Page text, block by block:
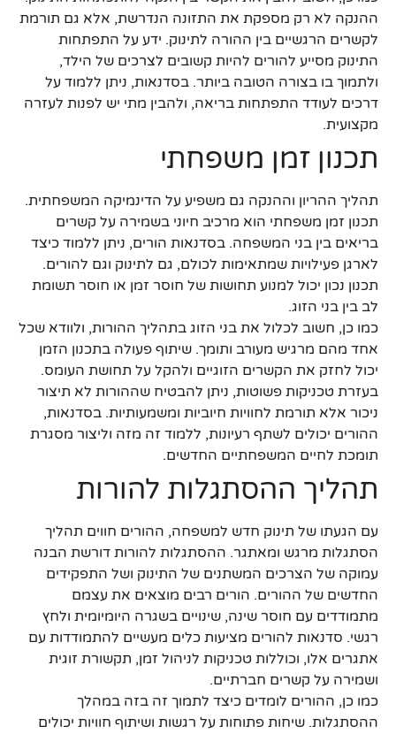
ההנקה לא רק מספקת את התזונה הנדרשת, אלא גם תורמת
לקשרים הרגשיים בין ההורה לתינוק. ידע על התפתחות
התינוק מסייע להורים להיות קשובים לצרכים של הילד,
ולתמוך בו בצורה הטובה ביותר. בסדנאות, ניתן ללמוד על
דרכים לעודד התפתחות בריאה, ולהבין מתי יש לפנות לעזרה
מקצועית.
תכנון זמן משפחתי
תהליך ההריון וההנקה גם משפיע על הדינמיקה המשפחתית.
תכנון זמן משפחתי הוא מרכיב חיוני בשמירה על קשרים
בריאים בין בני המשפחה. בסדנאות הורים, ניתן ללמוד כיצד
לארגן פעילויות שמתאימות לכולם, גם לתינוק וגם להורים.
תכנון נכון יכול למנוע תחושות של חוסר זמן או חוסר תשומת
לב בין בני הזוג.
כמו כן, חשוב לכלול את בני הזוג בתהליך ההורות, ולוודא שכל
אחד מהם מרגיש מעורב ותומך. שיתוף פעולה בתכנון הזמן
יכול לחזק את הקשרים הזוגיים ולהקל על תחושת העומס.
בעזרת טכניקות פשוטות, ניתן להבטיח שההורות לא תיצור
ניכור אלא תורמת לחוויות חיוביות ומשמעותיות. בסדנאות,
ההורים יכולים לשתף רעיונות, ללמוד זה מזה וליצור מסגרת
תומכת לחיים המשפחתיים החדשים.
תהליך ההסתגלות להורות
עם הגעתו של תינוק חדש למשפחה, ההורים חווים תהליך
הסתגלות מרגש ומאתגר. ההסתגלות להורות דורשת הבנה
עמוקה של הצרכים המשתנים של התינוק ושל התפקידים
החדשים של ההורים. הורים רבים מוצאים את עצמם
מתמודדים עם חוסר שינה, שינויים בשגרה היומיומית ולחץ
רגשי. סדנאות להורים מציעות כלים מעשיים להתמודדות עם
אתגרים אלו, וכוללות טכניקות לניהול זמן, תקשורת זוגית
ושמירה על קשרים חברתיים.
כמו כן, ההורים לומדים כיצד לתמוך זה בזה במהלך
ההסתגלות. שיחות פתוחות על רגשות ושיתוף חוויות יכולים